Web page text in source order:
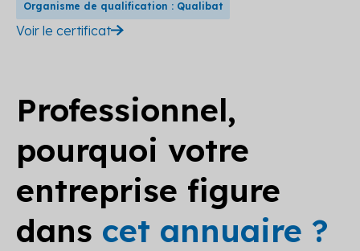
Organisme de qualification : Qualibat
Voir le certificat
Professionnel,
pourquoi votre
entreprise figure
dans cet annuaire ?